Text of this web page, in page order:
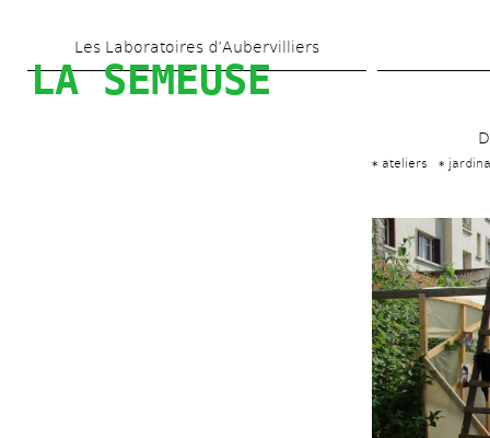
au
contenu
Les Laboratoires d’Aubervilliers
LA SEMEUSE
ateliers